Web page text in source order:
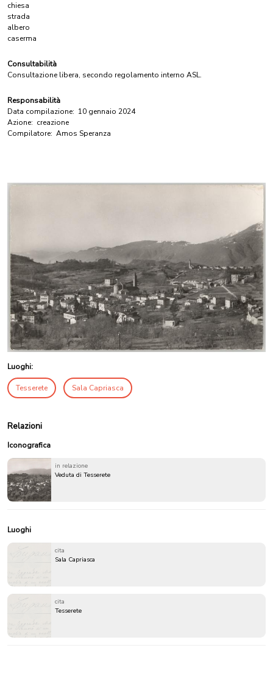
chiesa
strada
albero
caserma
Consultabilità
Consultazione libera, secondo regolamento interno ASL.
Responsabilità
Data compilazione: 10 gennaio 2024
Azione: creazione
Compilatore: Amos Speranza
Luoghi:
Tesserete Sala Capriasca
Relazioni
Iconografica
in relazione
Veduta di Tesserete
Luoghi
cita
Sala Capriasca
cita
Tesserete